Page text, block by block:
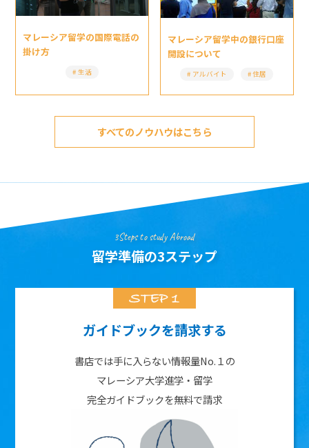
マレーシア留学の国際電話の
掛け方
生活
マレーシア留学中の銀行口座
開設について
アルバイト 住居
すべてのノウハウはこちら
3Steps to study Abroad
留学準備の3ステップ
ガイドブックを請求する
書店では手に入らない情報量No.１の
マレーシア大学進学・留学
完全ガイドブックを無料で請求